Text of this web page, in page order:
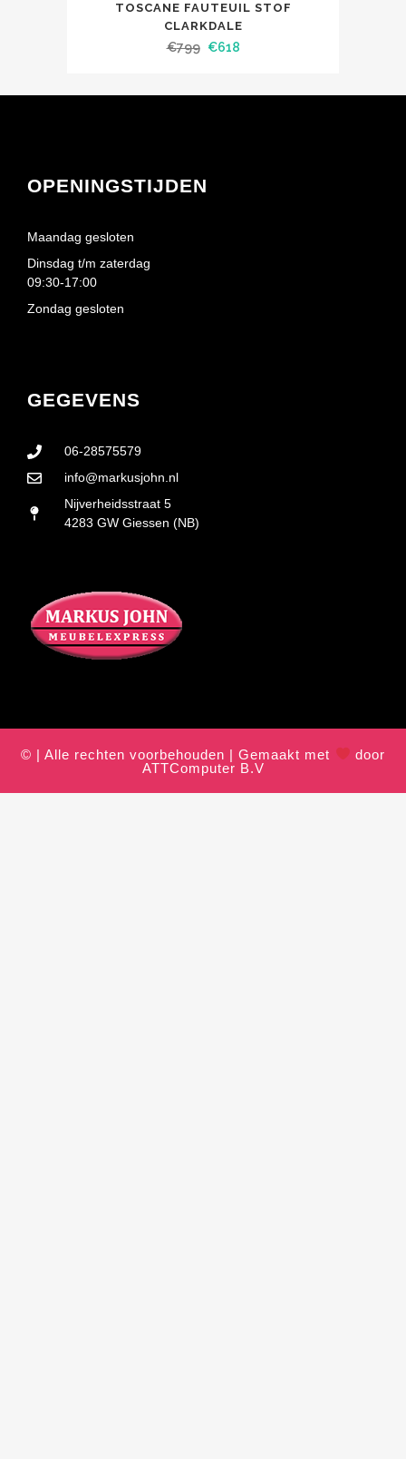
TOSCANE FAUTEUIL STOF
CLARKDALE
€799 €618
GEGEVENS
06-28575579
info@markusjohn.nl
Nijverheidsstraat 5
4283 GW Giessen (NB)
OPENINGSTIJDEN
Maandag gesloten
Dinsdag t/m zaterdag
09:30-17:00
Zondag gesloten
© | Alle rechten voorbehouden | Gemaakt met
door
ATTComputer B.V